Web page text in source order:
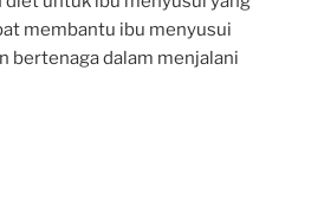
membantu ibu menyusui
bertenaga dalam menjalani